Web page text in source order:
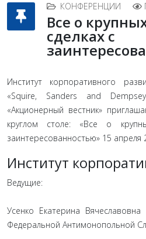
КОНФЕРЕНЦИИ
Все о
сделках с
Институт корпоративного
«Squire, Sanders and
«Акционерный вестник»
круглом столе: «Все о
заинтересованностью» 15 апреля
Институт
Ведущие:
Усенко Екатерина
Федеральной Антимонопольной